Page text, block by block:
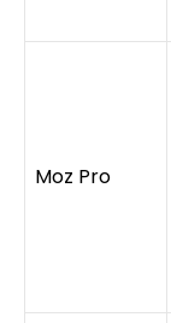
Moz Pro